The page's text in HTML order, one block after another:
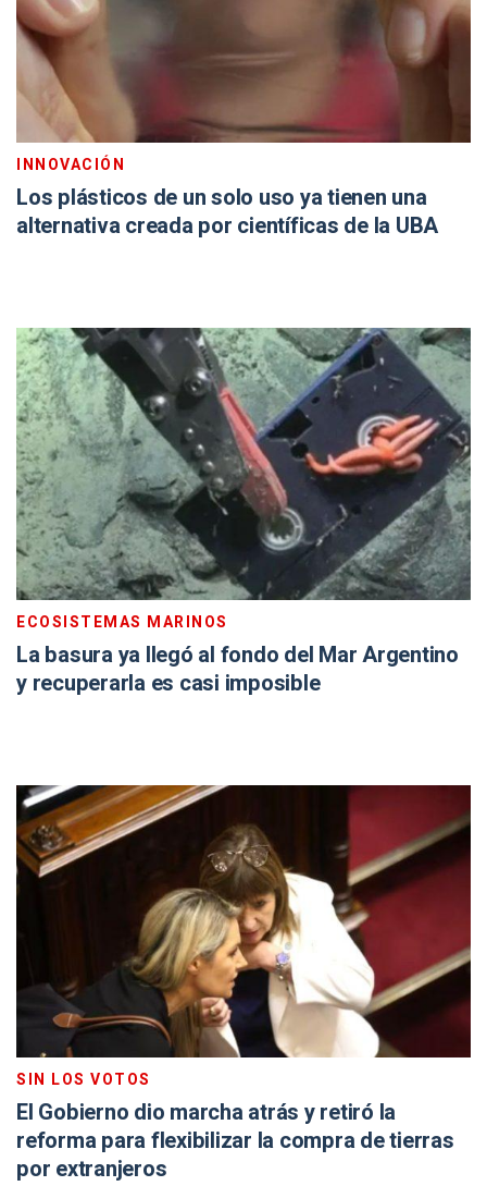
INNOVACIÓN
Los plásticos de un solo uso ya tienen una
alternativa creada por científicas de la UBA
ECOSISTEMAS MARINOS
La basura ya llegó al fondo del Mar Argentino
y recuperarla es casi imposible
SIN LOS VOTOS
El Gobierno dio marcha atrás y retiró la
reforma para flexibilizar la compra de tierras
por extranjeros